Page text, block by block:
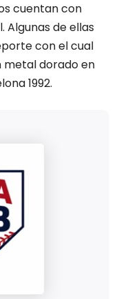
cuentan con
Algunas de ellas
con el cual
metal dorado en
1992.